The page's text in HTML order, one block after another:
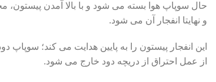
حال سوپاپ هوا بسته می شود و با بالا آمدن
و نهایتا انفجار آن می شود.
این انفجار پیستون را به پایین هدایت می کند؛
از عمل احتراق از دریچه دود خارج می شود.